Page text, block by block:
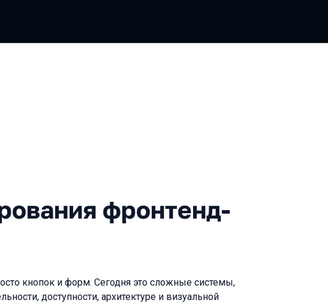
фронтенд-приложения
фронтенд-
кнопок и форм. Сегодня это сложные системы,
доступности, архитектуре и визуальной